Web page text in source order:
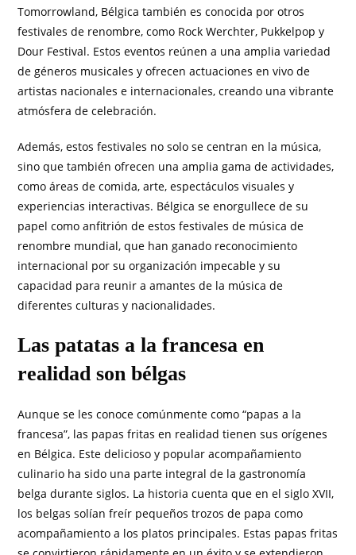
Tomorrowland, Bélgica también es conocida por otros
festivales de renombre, como Rock Werchter, Pukkelpop y
Dour Festival. Estos eventos reúnen a una amplia variedad
de géneros musicales y ofrecen actuaciones en vivo de
artistas nacionales e internacionales, creando una vibrante
atmósfera de celebración.
Además, estos festivales no solo se centran en la música,
sino que también ofrecen una amplia gama de actividades,
como áreas de comida, arte, espectáculos visuales y
experiencias interactivas. Bélgica se enorgullece de su
papel como anfitrión de estos festivales de música de
renombre mundial, que han ganado reconocimiento
internacional por su organización impecable y su
capacidad para reunir a amantes de la música de
diferentes culturas y nacionalidades.
Las patatas a la francesa en
realidad son bélgas
Aunque se les conoce comúnmente como “papas a la
francesa”, las papas fritas en realidad tienen sus orígenes
en Bélgica. Este delicioso y popular acompañamiento
culinario ha sido una parte integral de la gastronomía
belga durante siglos. La historia cuenta que en el siglo XVII,
los belgas solían freír pequeños trozos de papa como
acompañamiento a los platos principales. Estas papas fritas